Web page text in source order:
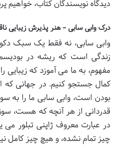
دیدگاه نویسندگان کتاب، خواهیم
درک وابی سابی – هنر پذیرش زیبایی
وابی سابی، نه فقط یک سبک
زندگی است که ریشه در بودیسم
مفهوم، به ما می آموزد که زیبایی
کمال جستجو کنیم. در جهانی
بودن است، وابی سابی ما را به
قدردانی از هر آنچه که هست،
در عبارت معروف ژاپنی تبلور می
چیز تمام نشده، و هیچ چیز کامل